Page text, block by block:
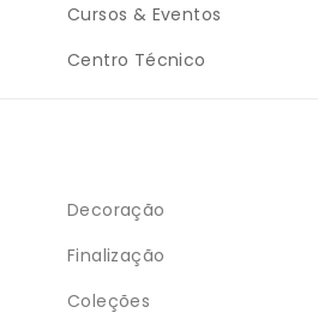
Cursos & Eventos
Centro Técnico
Decoração
Finalização
Coleções